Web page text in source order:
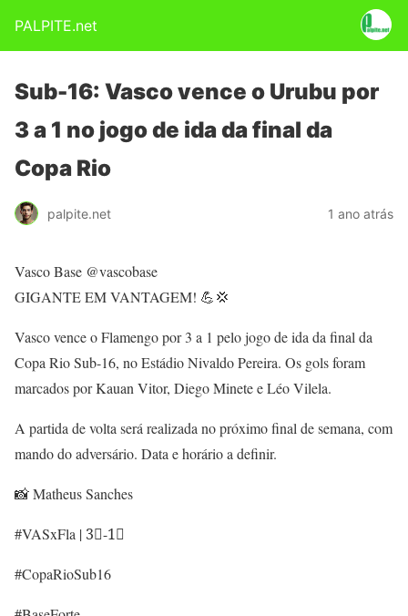
PALPITE.net
Sub-16: Vasco vence o Urubu por
3 a 1 no jogo de ida da final da
Copa Rio
palpite.net 1 ano atrás
Vasco Base @vascobase
GIGANTE EM VANTAGEM! 💪💢
Vasco vence o Flamengo por 3 a 1 pelo jogo de ida da final da
Copa Rio Sub-16, no Estádio Nivaldo Pereira. Os gols foram
marcados por Kauan Vitor, Diego Minete e Léo Vilela.
A partida de volta será realizada no próximo final de semana, com
mando do adversário. Data e horário a definir.
📸 Matheus Sanches
#VASxFla | 3⃣-1⃣
#CopaRioSub16